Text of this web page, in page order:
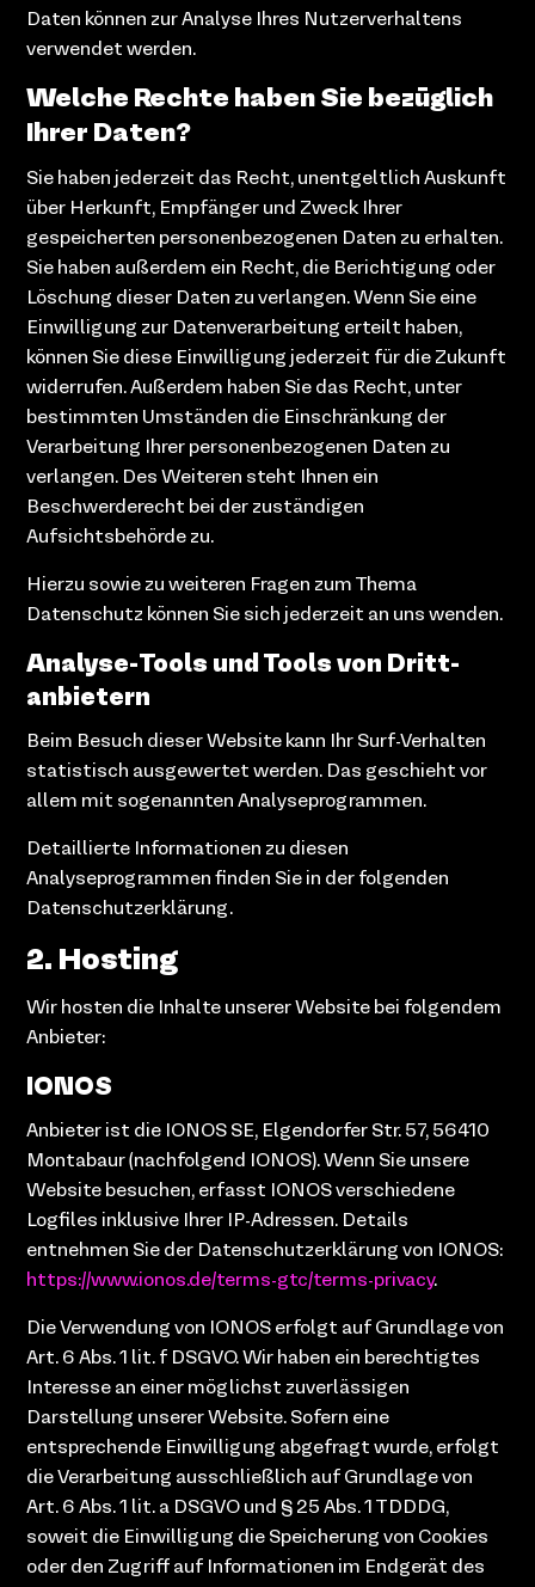
Daten können zur Analyse Ihres Nutzerverhaltens
verwendet werden.
Welche Rechte haben Sie bezüglich
Ihrer Daten?
Sie haben jederzeit das Recht, unentgeltlich Auskunft
über Herkunft, Empfänger und Zweck Ihrer
gespeicherten personenbezogenen Daten zu erhalten.
Sie haben außerdem ein Recht, die Berichtigung oder
Löschung dieser Daten zu verlangen. Wenn Sie eine
Einwilligung zur Datenverarbeitung erteilt haben,
können Sie diese Einwilligung jederzeit für die Zukunft
widerrufen. Außerdem haben Sie das Recht, unter
bestimmten Umständen die Einschränkung der
Verarbeitung Ihrer personenbezogenen Daten zu
verlangen. Des Weiteren steht Ihnen ein
Beschwerderecht bei der zuständigen
Aufsichtsbehörde zu.
Hierzu sowie zu weiteren Fragen zum Thema
Datenschutz können Sie sich jederzeit an uns wenden.
Analyse-Tools und Tools von Dritt­
anbietern
Beim Besuch dieser Website kann Ihr Surf-Verhalten
statistisch ausgewertet werden. Das geschieht vor
allem mit sogenannten Analyseprogrammen.
Detaillierte Informationen zu diesen
Analyseprogrammen finden Sie in der folgenden
Datenschutzerklärung.
2. Hosting
Wir hosten die Inhalte unserer Website bei folgendem
Anbieter:
IONOS
Anbieter ist die IONOS SE, Elgendorfer Str. 57, 56410
Montabaur (nachfolgend IONOS). Wenn Sie unsere
Website besuchen, erfasst IONOS verschiedene
Logfiles inklusive Ihrer IP-Adressen. Details
entnehmen Sie der Datenschutzerklärung von IONOS:
https://www.ionos.de/terms-gtc/terms-privacy.
Die Verwendung von IONOS erfolgt auf Grundlage von
Art. 6 Abs. 1 lit. f DSGVO. Wir haben ein berechtigtes
Interesse an einer möglichst zuverlässigen
Darstellung unserer Website. Sofern eine
entsprechende Einwilligung abgefragt wurde, erfolgt
die Verarbeitung ausschließlich auf Grundlage von
Art. 6 Abs. 1 lit. a DSGVO und § 25 Abs. 1 TDDDG,
soweit die Einwilligung die Speicherung von Cookies
oder den Zugriff auf Informationen im Endgerät des